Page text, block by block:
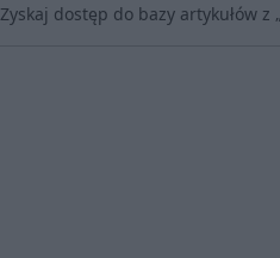
Zyskaj dostęp do bazy artykułów z